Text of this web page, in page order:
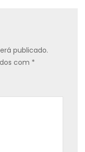
publicado.
com *